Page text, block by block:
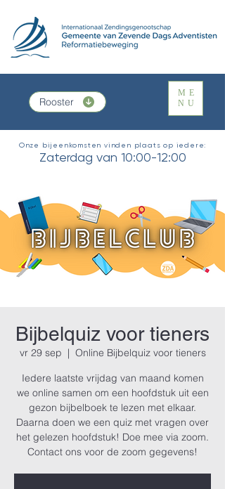
Rooster
ME
NU
Onze bijeenkomsten vinden plaats op iedere:
Zaterdag van 10:00-12:00
Bijbelquiz voor tieners
vr 29 sep
  |
Online Bijbelquiz voor tieners
Iedere laatste vrijdag van maand komen
we online samen om een hoofdstuk uit een
gezon bijbelboek te lezen met elkaar.
Daarna doen we een quiz met vragen over
het gelezen hoofdstuk! Doe mee via zoom.
Contact ons voor de zoom gegevens!